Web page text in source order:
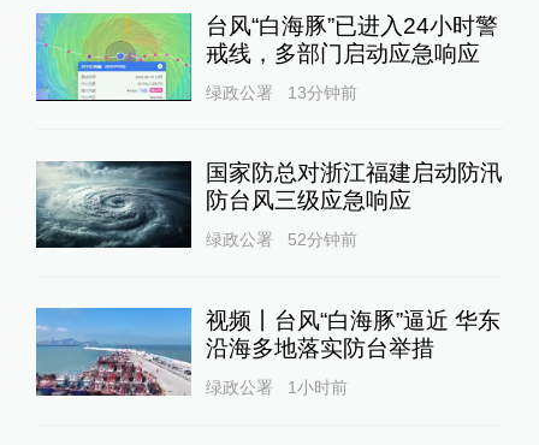
台风“白海豚”已进入24小时警
戒线，多部门启动应急响应
绿政公署 13分钟前
国家防总对浙江福建启动防汛
防台风三级应急响应
绿政公署 52分钟前
视频丨台风“白海豚”逼近 华东
沿海多地落实防台举措
绿政公署 1小时前